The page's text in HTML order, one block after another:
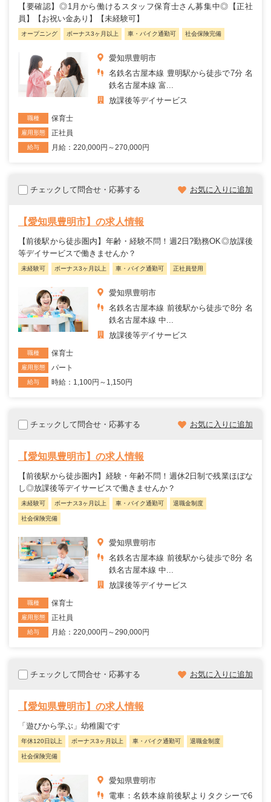
【要確認】◎1月から働けるスタッフ保育士さん募集中◎【正社
員】【お祝い金あり】【未経験可】
オープニング ボーナス3ヶ月以上 車・バイク通勤可 社会保険完備
愛知県豊明市
名鉄名古屋本線 豊明駅から徒歩で7分 名
鉄名古屋本線 富...
放課後等デイサービス
職種 保育士
雇用形態 正社員
給与 月給：220,000円～270,000円
チェックして問合せ・応募する お気に入りに追加
【愛知県豊明市】の求人情報
【前後駅から徒歩圏内】年齢・経験不問！週2日?勤務OK◎放課後
等デイサービスで働きませんか？
未経験可 ボーナス3ヶ月以上 車・バイク通勤可 正社員登用
愛知県豊明市
名鉄名古屋本線 前後駅から徒歩で8分 名
鉄名古屋本線 中...
放課後等デイサービス
職種 保育士
雇用形態 パート
給与 時給：1,100円～1,150円
チェックして問合せ・応募する お気に入りに追加
【愛知県豊明市】の求人情報
【前後駅から徒歩圏内】経験・年齢不問！週休2日制で残業ほぼな
し◎放課後等デイサービスで働きませんか？
未経験可 ボーナス3ヶ月以上 車・バイク通勤可 退職金制度
社会保険完備
愛知県豊明市
名鉄名古屋本線 前後駅から徒歩で8分 名
鉄名古屋本線 中...
放課後等デイサービス
職種 保育士
雇用形態 正社員
給与 月給：220,000円～290,000円
チェックして問合せ・応募する お気に入りに追加
【愛知県豊明市】の求人情報
「遊びから学ぶ」幼稚園です
年休120日以上 ボーナス3ヶ月以上 車・バイク通勤可 退職金制度
社会保険完備
愛知県豊明市
電車：名鉄本線前後駅よりタクシーで6